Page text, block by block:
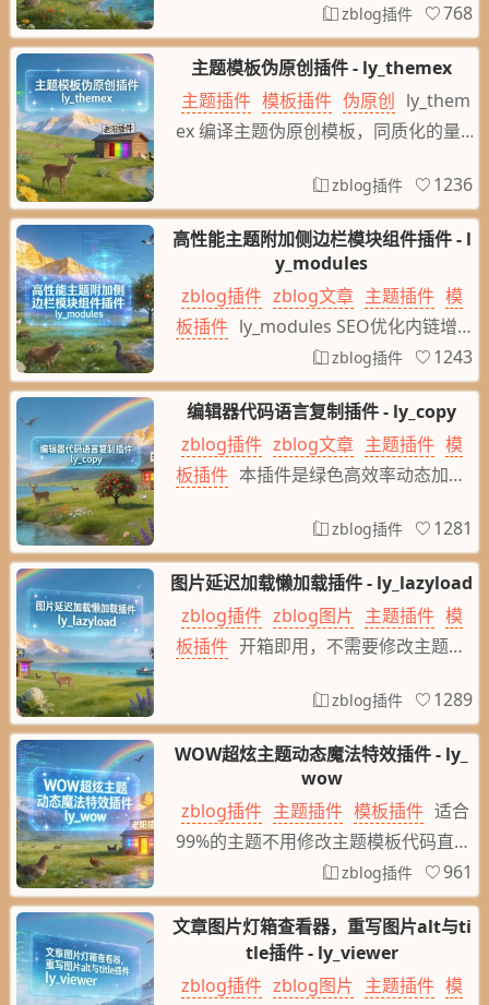
列表与标签列表与搜索列表独立设置最
大分页翻页限制，降低大数据文章多的
翻页资源消耗，也可以有效从列表翻页
防止采集，网站搜索限制每次搜索间隔
设置，搜索结果页翻页限制
zblog插件 768
主题模板伪原创插件 - ly_themex
主题插件 模板插件 伪原创 ly_them
ex 编译主题伪原创模板，同质化的量产
文件html的标签元素给class加上随机
元素值立即伪原创性唯一性的html模板
格式
zblog插件 1236
高性能主题附加侧边栏模块组件插件 - l
y_modules
zblog插件 zblog文章 主题插件 模
板插件 ly_modules SEO优化内链增加
站内文章链接，高性能低消耗资源的随
机文章组件、文章页显示当前分类的最
新文章或者随机文章，列表其它页显示
全站的最新文章或者随机文章，热门文
章阅读模块，热门评论文章回复模块，
zblog插件 1243
编辑器代码语言复制插件 - ly_copy
zblog插件 zblog文章 主题插件 模
板插件 本插件是绿色高效率动态加
在浏览文章与页面就可以直接复制代码
语言内容，如果文章与页面中如果没有
代码语言内容，就不加载复制功能文
件。效果看这里： function clipbo
ard_info(e, t) { e = $(e.trig
zblog插件 1281
图片延迟加载懒加载插件 - ly_lazyload
zblog插件 zblog图片 主题插件 模
板插件 开箱即用，不需要修改主题程
图片延迟加载，图片懒加载全站页面内
的图片加载优化插件，图片延时加载，
图片懒加载，提升网页加载速度功能开
关：load图片：-》默认图片地址：预
设原图：-》默认数值：1，网页中的第
1个图片直接调用图片，往后的图片就
使用延迟加载内容图片：-》特殊
zblog插件 1289
WOW超炫主题动态魔法特效插件 - ly_
wow
zblog插件 主题插件 模板插件 适合
99%的主题不用修改主题模板代码直接
加持超炫魔法特效，默认只需要开启就
可以让主题加持超炫魔法特效，也可以
自定义页面元素各自不同的魔法特效设
置也是很简单的，参考css与jquery，
如有不明白或者需要指导请与我联系。
zblog插件 961
文章图片灯箱查看器，重写图片alt与ti
tle插件 - ly_viewer
zblog插件 zblog图片 主题插件 模